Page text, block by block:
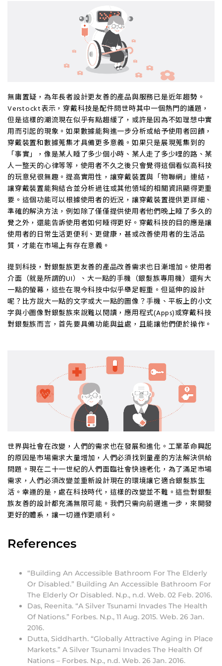
無庸置疑，為年長者設計更友善的產品與服務已是近年趨勢。
Verstockt表示，穿戴科技是配件問世時其中一個熱門的議題，
但是這樣的潮流現在似乎有點趨緩了，或許是因為不如理想中實
用而引起的現象。如果數據能夠進一步分析或給予使用者回饋，
穿戴裝置和數據蒐集才具備更多意義。如果只是展現蒐集到的
「事實」，像是某人睡了多少個小時、某人走了多少哩的路、某
人一整天的心律等等，使用者不久之後只會覺得這個看似高科技
的玩意兒很無趣。提高實用性，讓穿戴裝置與「物聯網」連結，
讓穿戴裝置能夠結合並分析過往或其他領域的相關資訊顯得更重
要。這個功能可以根據使用者的近況，讓穿戴裝置提供更詳細、
準確的解決方法，例如除了僅僅提供使用者他們晚上睡了多久的
覺之外，還能告訴使用者如何睡得更好。穿戴科技的目的應是讓
使用者的日常生活更便利、更健康，甚或改善使用者的生活品
質，才能在市場上有存在意義。
提到科技，對銀髮族更友善的產品改善需求也日漸增加。使用者
介面（就是所謂的UI）、大一點的手機（銀髮族專用機）還有大
一點的螢幕，這些在現今科技中似乎舉足輕重。但延伸的設計
呢？比方說大一點的文字或大一點的圖像？手機、平板上的小文
字與小圖像對銀髮族來說難以閱讀，應用程式(Apps)或穿戴科技
對銀髮族而言，首先要具備功能與益處，且能讓他們便於操作。
世界與社會在改變，人們的需求也在發展和進化。工業革命興起
的原因是市場需求大量增加，人們必須找到量產的方法解決供給
問題。現在二十一世紀的人們面臨社會快速老化，為了滿足市場
需求，人們必須改變並重新設計現在的環境讓它適合銀髮族生
活。幸運的是，處在科技時代，這樣的改變並不難。這些對銀髮
族友善的設計都充滿無限可能。我們只需向前邁進一步，來開發
更好的體系，讓一切運作更順利。
References
“Building An Accessible Bathroom For The Elderly
Or Disabled.” Building An Accessible Bathroom For
The Elderly Or Disabled. N.p., n.d. Web. 02 Feb. 2016.
Das, Reenita. “A Silver Tsunami Invades The Health
Of Nations.” Forbes. N.p., 11 Aug. 2015. Web. 26 Jan.
2016.
Dutta, Siddharth. “Globally Attractive Aging in Place
Markets.” A Silver Tsunami Invades The Health Of
Nations – Forbes. N.p., n.d. Web. 26 Jan. 2016.